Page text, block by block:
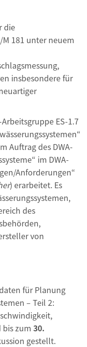
die
181 unter neuem
insbesondere für
ES-1.7
Auftrag des DWA-
im DWA-
Anforderungen“
) erarbeitet. Es
des
von
für Planung
– Teil 2:
bis zum 30.
gestellt.